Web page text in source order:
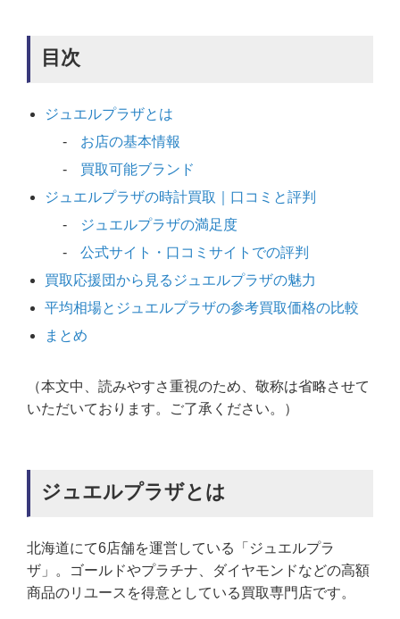
目次
ジュエルプラザとは
お店の基本情報
買取可能ブランド
ジュエルプラザの時計買取｜口コミと評判
ジュエルプラザの満足度
公式サイト・口コミサイトでの評判
買取応援団から見るジュエルプラザの魅力
平均相場とジュエルプラザの参考買取価格の比較
まとめ
（本文中、読みやすさ重視のため、敬称は省略させて
いただいております。ご了承ください。）
ジュエルプラザとは
北海道にて6店舗を運営している「ジュエルプラ
ザ」。ゴールドやプラチナ、ダイヤモンドなどの高額
商品のリユースを得意としている買取専門店です。